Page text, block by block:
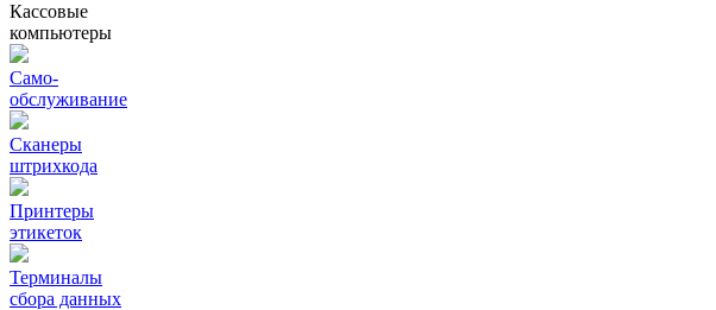
Кассовые
компьютеры
Само-
обслуживание
Сканеры
штрихкода
Принтеры
этикеток
Терминалы
сбора данных